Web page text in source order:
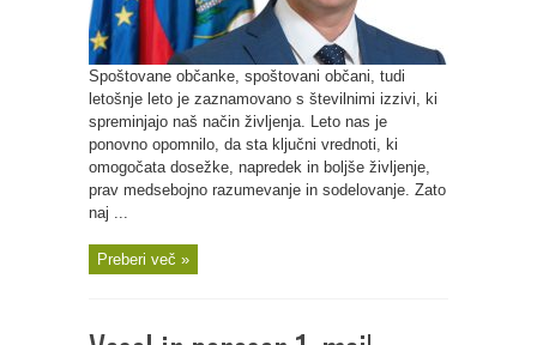
Spoštovane občanke, spoštovani občani, tudi
letošnje leto je zaznamovano s številnimi izzivi, ki
spreminjajo naš način življenja. Leto nas je
ponovno opomnilo, da sta ključni vrednoti, ki
omogočata dosežke, napredek in boljše življenje,
prav medsebojno razumevanje in sodelovanje. Zato
naj ...
Preberi več »